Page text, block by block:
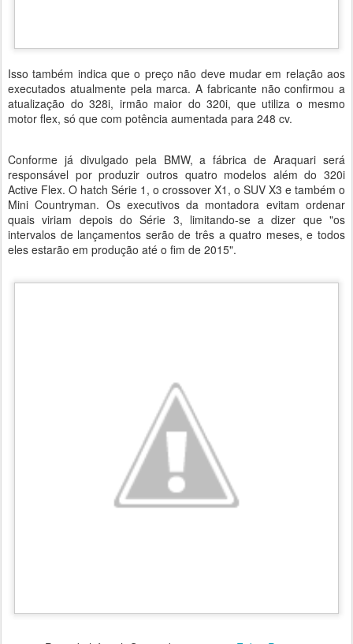
Isso também indica que o preço não deve mudar em relação aos
executados atualmente pela marca. A fabricante não confirmou a
atualização do 328i, irmão maior do 320i, que utiliza o mesmo
motor flex, só que com potência aumentada para 248 cv.
Conforme já divulgado pela BMW, a fábrica de Araquari será
responsável por produzir outros quatro modelos além do 320i
Active Flex. O hatch Série 1, o crossover X1, o SUV X3 e também o
Mini Countryman. Os executivos da montadora evitam ordenar
quais viriam depois do Série 3, limitando-se a dizer que "os
intervalos de lançamentos serão de três a quatro meses, e todos
eles estarão em produção até o fim de 2015".